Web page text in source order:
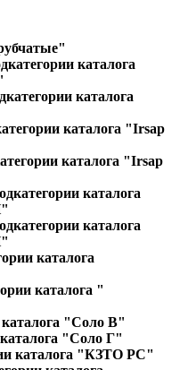
каталога
каталога
каталога "Irsap
каталога "Irsap
каталога
каталога
каталога
каталога "
каталога "Соло В"
"Соло Г"
каталога "КЗТО РС"